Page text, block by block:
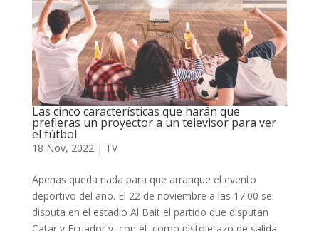
Las cinco características que harán que
prefieras un proyector a un televisor para ver
el fútbol
18 Nov, 2022| TV
Apenas queda nada para que arranque el evento
deportivo del año. El 22 de noviembre a las 17:00 se
disputa en el estadio Al Bait el partido que disputan